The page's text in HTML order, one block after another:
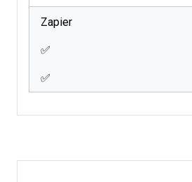
Zapier
✅
✅